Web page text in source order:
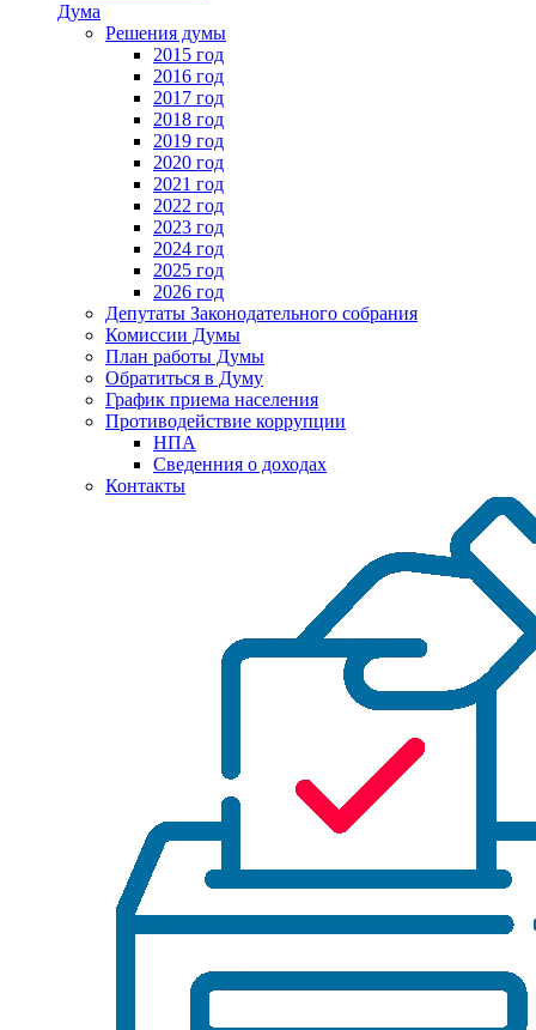
Дума
Решения думы
2015 год
2016 год
2017 год
2018 год
2019 год
2020 год
2021 год
2022 год
2023 год
2024 год
2025 год
2026 год
Депутаты Законодательного собрания
Комиссии Думы
План работы Думы
Обратиться в Думу
График приема населения
Противодействие коррупции
НПА
Сведенния о доходах
Контакты